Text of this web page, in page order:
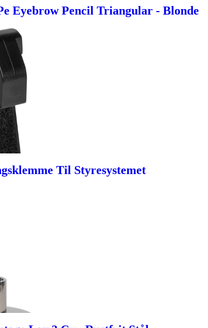
Eyebrow Pencil Triangular - Blonde
Til Styresystemet